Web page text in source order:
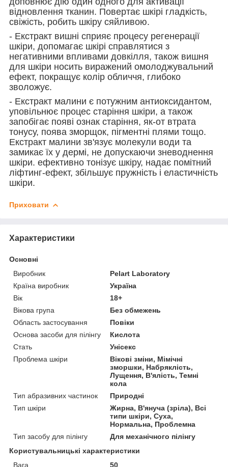
відновлення тканин. Повертає шкірі гладкість,
свіжість, робить шкіру сяйливою.
- Екстракт вишні сприяє процесу регенерації
шкіри, допомагає шкірі справлятися з
негативними впливами довкілля, також вишня
для шкіри носить виражений омолоджувальний
ефект, покращує колір обличчя, глибоко
зволожує.
- Екстракт малини є потужним антиоксидантом,
уповільнює процес старіння шкіри, а також
запобігає появі ознак старіння, як-от втрата
тонусу, поява зморщок, пігментні плями тощо.
Екстракт малини зв'язує молекули води та
замикає їх у дермі, не допускаючи зневоднення
шкіри. ефективно тонізує шкіру, надає помітний
ліфтинг-ефект, збільшує пружність і еластичність
шкіри.
Приховати
Характеристики
Основні
Виробник
Pelart Laboratory
Країна виробник
Україна
Вік
18+
Вікова група
Без обмежень
Область застосування
Повіки
Основа засоби для пілінгу
Кислота
Стать
Унісекс
Проблема шкіри
Вікові зміни, Мімічні
зморшки, Набряклість,
Лущення, В'ялість, Темні
кола
Тип абразивних частинок
Природні
Тип шкіри
Жирна, В'януча (зріла), Всі
типи шкіри, Суха,
Нормальна, Проблемна
Тип засобу для пілінгу
Для механічного пілінгу
Користувальницькі характеристики
Вага
50